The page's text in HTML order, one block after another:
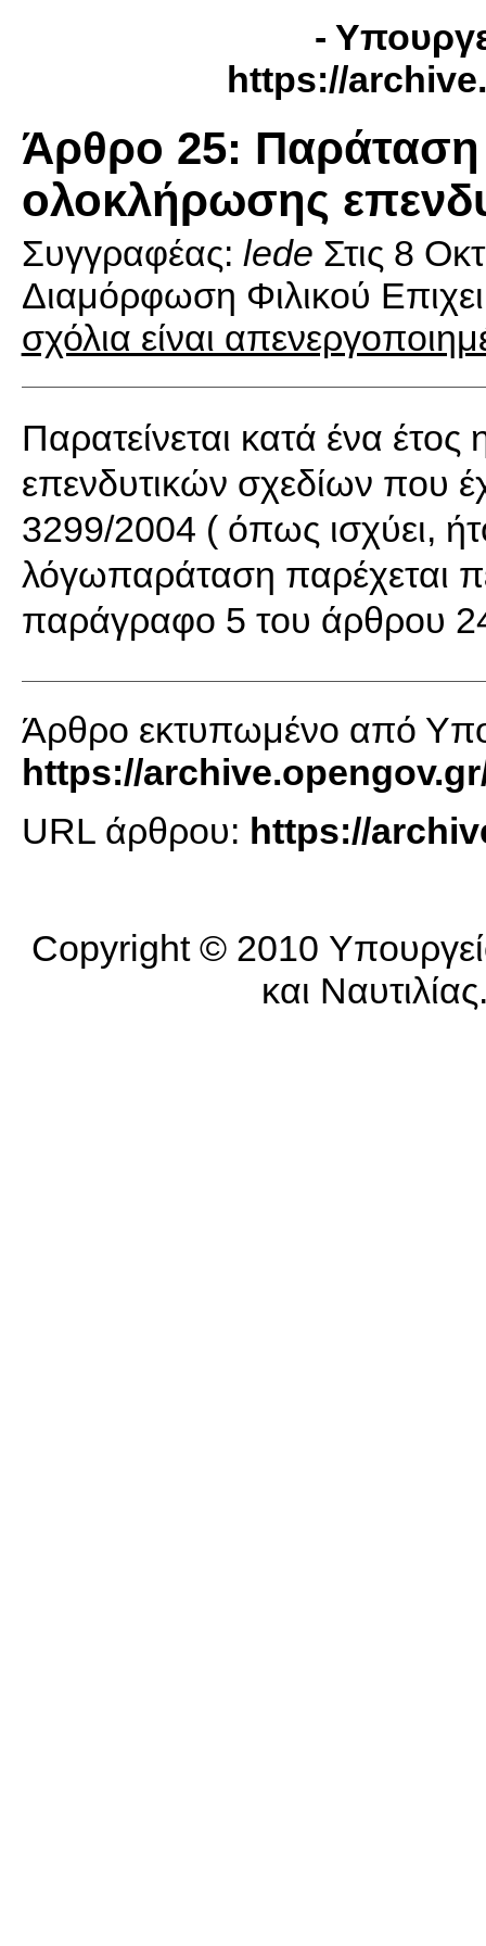
-
https://
Άρθρο 25: Παράταση
ολοκλήρωσης
Συγγραφέας: lede Στις 8
Διαμόρφωση Φιλικού
σχόλια είναι
Παρατείνεται κατά ένα
επενδυτικών σχεδίων που
3299/2004 ( όπως ισχύει,
λόγωπαράταση παρέχεται
παράγραφο 5 του άρθρου
Άρθρο εκτυπωμένο από
https://
URL άρθρου: https://
Copyright © 2010
και